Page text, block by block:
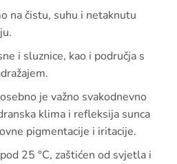
na čistu, suhu i netaknutu
i sluznice, kao i područja s
je važno svakodnevno
klima i refleksija sunca
pigmentacije i iritacije.
25 °C, zaštićen od svjetla i